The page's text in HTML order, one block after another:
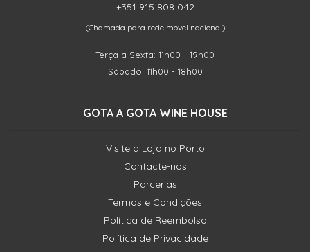
+351 915 808 042
(Chamada para rede móvel nacional)
Terça a Sexta: 11h00 - 19h00
Sábado: 11h00 - 18h00
GOTA A GOTA WINE HOUSE
Visite a Loja no Porto
Contacte-nos
Parcerias
Termos e Condições
Política de Reembolso
Política de Privacidade